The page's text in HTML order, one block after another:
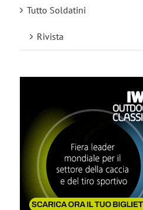
Tutto Soldatini
Rivista